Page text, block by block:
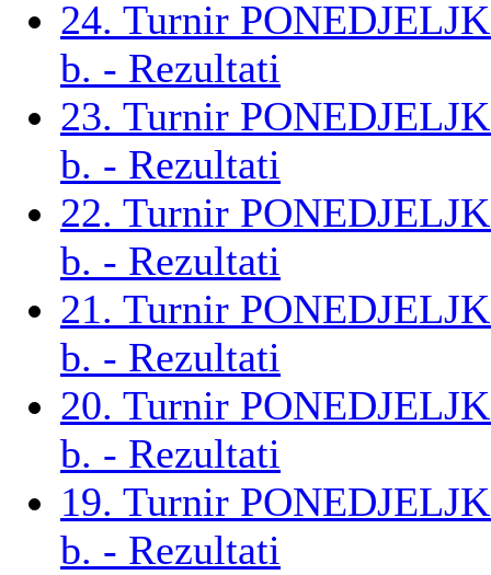
24. Turnir
b. - Rezultati
23. Turnir
b. - Rezultati
22. Turnir
b. - Rezultati
21. Turnir
b. - Rezultati
20. Turnir
b. - Rezultati
19. Turnir
b. - Rezultati